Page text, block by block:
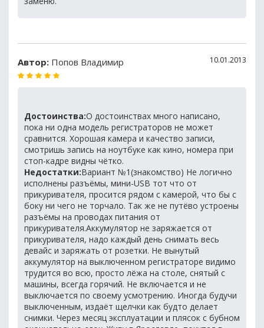
Автор: Попов Владимир 10.01.2013
Достоинства:О достоинствах много написано,
пока ни одна модель регистраторов не может
сравнится. Хорошая камера и качество записи,
смотришь запись на ноутбуке как кино, номера при
стоп-кадре видны чётко.
Недостатки:Вариант №1(знакомство) Не логично
исполнены разъёмы, мини-USB тот что от
прикуривателя, просится рядом с камерой, что бы с
боку ни чего не торчало. Так же не путёво устроены
разъёмы на проводах питания от
прикуривателя.Аккумулятор не заряжается от
прикуривателя, надо каждый день снимать весь
девайс и заряжать от розетки. Не вынутый
аккумулятор на выключенном регистраторе видимо
трудится во всю, просто лёжа на столе, снятый с
машины, всегда горячий. Не включается и не
выключается по своему усмотрению. Иногда будучи
выключенным, издаёт щелчки как будто делает
снимки. Через месяц эксплуатации и плясок с бубном